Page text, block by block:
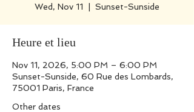
Wed, Nov 11 Sunset-Sunside
Heure et lieu
Nov 11, 2026, 5:00 PM – 6:00 PM
Sunset-Sunside, 60 Rue des Lombards,
75001 Paris, France
Other dates